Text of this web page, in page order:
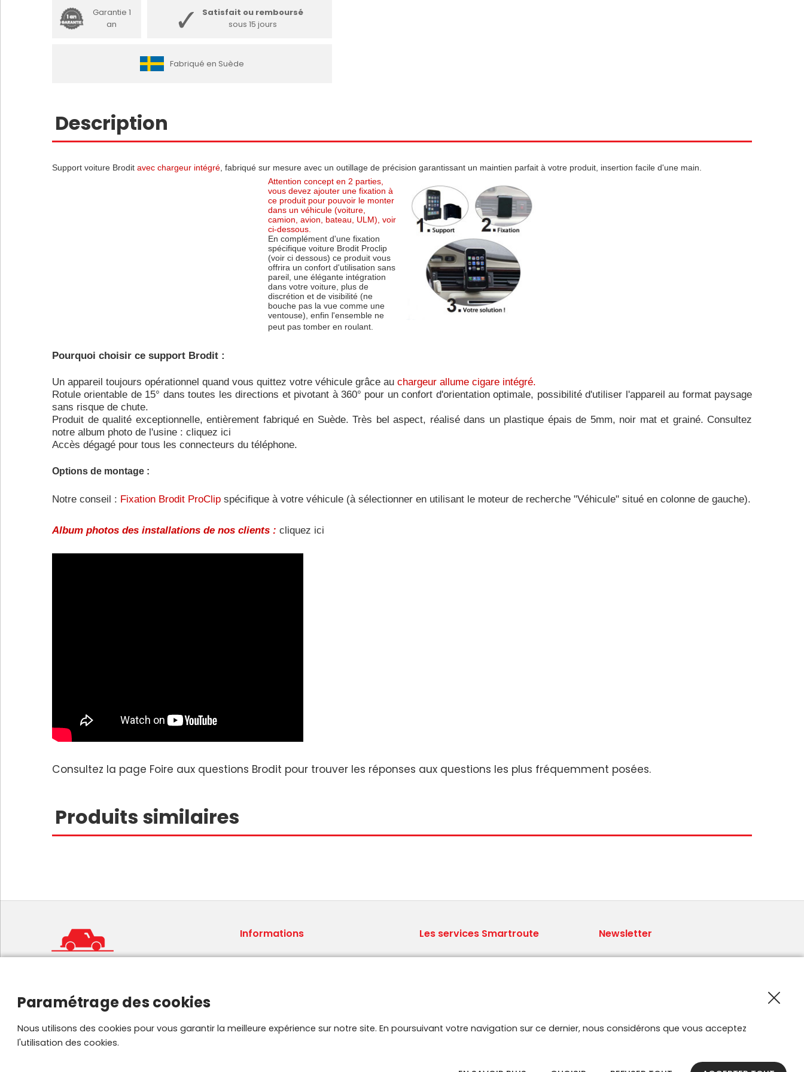
Garantie 1
an
Satisfait ou remboursé
sous 15 jours
Fabriqué en Suède
Description
Support voiture Brodit avec chargeur intégré, fabriqué sur mesure avec un outillage de précision garantissant un maintien parfait à votre produit, insertion facile d'une main.
Attention concept en 2 parties,
vous devez ajouter une fixation à
ce produit pour pouvoir le monter
dans un véhicule (voiture,
camion, avion, bateau, ULM), voir
ci-dessous.
En complément d'une fixation
spécifique voiture Brodit Proclip
(voir ci dessous) ce produit vous
offrira un confort d'utilisation sans
pareil, une élégante intégration
dans votre voiture, plus de
discrétion et de visibilité (ne
bouche pas la vue comme une
ventouse), enfin l'ensemble ne
peut pas tomber en roulant.
Pourquoi choisir ce support Brodit :
Un appareil toujours opérationnel quand vous quittez votre véhicule grâce au chargeur allume cigare intégré.
Rotule orientable de 15° dans toutes les directions et pivotant à 360° pour un confort d'orientation optimale, possibilité d'utiliser l'appareil au format paysage
sans risque de chute.
Produit de qualité exceptionnelle, entièrement fabriqué en Suède. Très bel aspect, réalisé dans un plastique épais de 5mm, noir mat et grainé. Consultez
notre album photo de l'usine : cliquez ici
Accès dégagé pour tous les connecteurs du téléphone.
Options de montage :
Notre conseil : Fixation Brodit ProClip spécifique à votre véhicule (à sélectionner en utilisant le moteur de recherche "Véhicule" situé en colonne de gauche).
Album photos des installations de nos clients : cliquez ici
Consultez la page Foire aux questions Brodit pour trouver les réponses aux questions les plus fréquemment posées.
Produits similaires
Informations Les services Smartroute Newsletter
Recevoir les nouveautés Smartroute
Paramétrage des cookies
Nous utilisons des cookies pour vous garantir la meilleure expérience sur notre site. En poursuivant votre navigation sur ce dernier, nous considérons que vous acceptez
l'utilisation des cookies.